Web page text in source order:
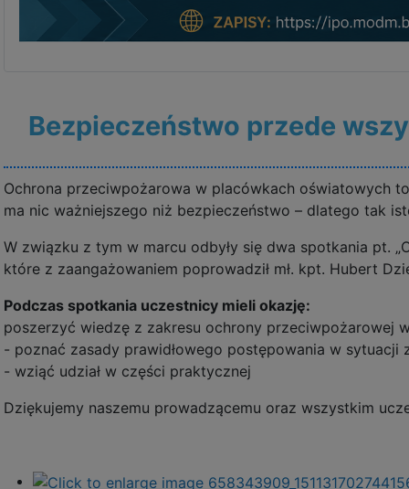
Bezpieczeństwo przede
Ochrona przeciwpożarowa w placówkach oświatowych
ma nic ważniejszego niż bezpieczeństwo – dlatego tak
W związku z tym w marcu odbyły się dwa spotkania pt.
które z zaangażowaniem poprowadził mł. kpt. Hubert
Podczas spotkania uczestnicy mieli okazję:
poszerzyć wiedzę z zakresu ochrony przeciwpożarowej
- poznać zasady prawidłowego postępowania w sytuacji
- wziąć udział w części praktycznej
Dziękujemy naszemu prowadzącemu oraz wszystkim